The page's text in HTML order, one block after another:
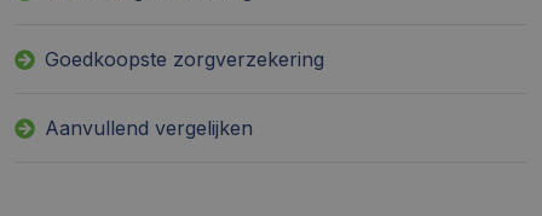
Goedkoopste zorgverzekering
Aanvullend vergelijken